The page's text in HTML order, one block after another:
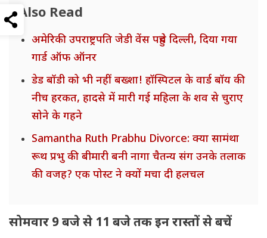
Also Read
अमेरिकी उपराष्ट्रपति जेडी वेंस पहुंचे दिल्ली, दिया गया
गार्ड ऑफ ऑनर
डेड बॉडी को भी नहीं बख्शा! हॉस्पिटल के वार्ड बॉय की
नीच हरकत, हादसे में मारी गई महिला के शव से चुराए
सोने के गहने
Samantha Ruth Prabhu Divorce: क्या सामंथा
रूथ प्रभु की बीमारी बनी नागा चैतन्य संग उनके तलाक
की वजह? एक पोस्ट ने क्यों मचा दी हलचल
सोमवार 9 बजे से 11 बजे तक इन रास्तों से बचें